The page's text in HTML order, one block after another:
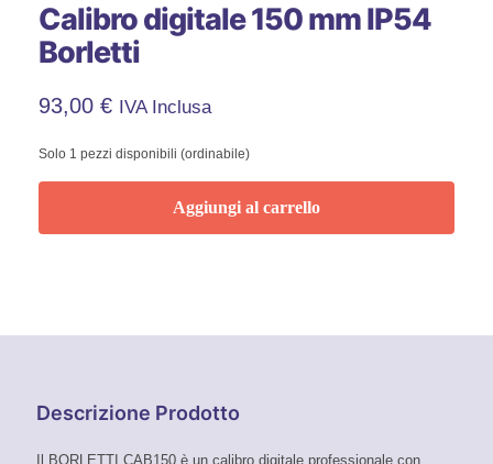
Calibro digitale 150 mm IP54
Borletti
93,00 € IVA Inclusa
Solo 1 pezzi disponibili (ordinabile)
Aggiungi al carrello
Descrizione Prodotto
Il BORLETTI CAB150 è un calibro digitale professionale con